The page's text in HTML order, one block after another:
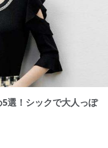
選！シックで大人っぽ